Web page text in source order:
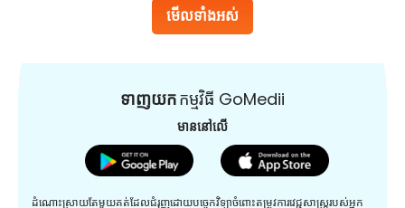
មើលទាំងអស់
ទាញយកកម្មវិធី GoMedii
មាននៅលើ
ដំណោះស្រាយតែមួយគត់ដែលជំរុញដោយបច្ចេកវិទ្យាចំពោះតម្រូវការវេជ្ជសាស្រ្តរបស់អ្នក